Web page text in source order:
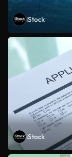
iStock
iStock